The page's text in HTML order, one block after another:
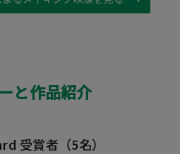
と作品紹介
受賞者（5名）